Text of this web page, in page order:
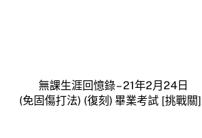
無課生涯回憶錄 – 21年2月24日
(免固傷打法) (復刻) 畢業考試 [挑戰關